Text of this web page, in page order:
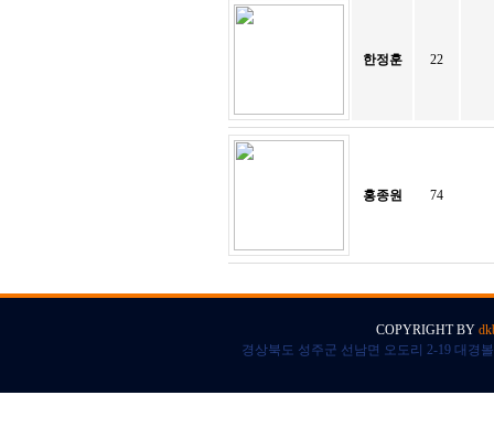
한정훈 22
홍종원 74
COPYRIGHT BY
경상북도 성주군 선남면 오도리 2-19 대경